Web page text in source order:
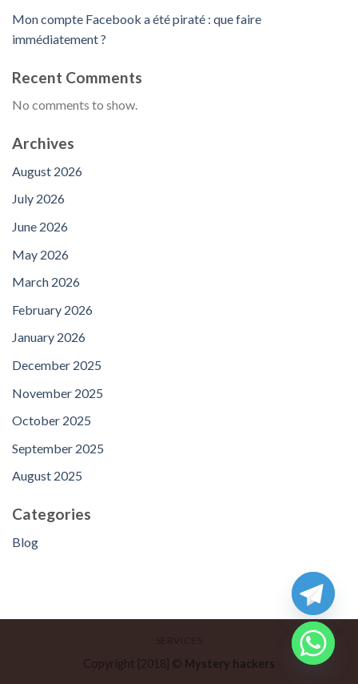
Mon compte Facebook a été piraté : que faire
immédiatement ?
Recent Comments
No comments to show.
Archives
August 2026
July 2026
June 2026
May 2026
March 2026
February 2026
January 2026
December 2025
November 2025
October 2025
September 2025
August 2025
Categories
Blog
Copyright [2018] © Mystery hackers